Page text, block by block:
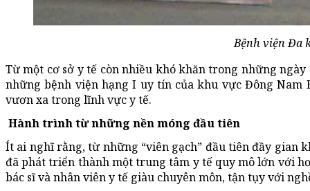
Bệnh viện Đa
Từ một cơ sở y tế còn nhiều khó khăn trong những
những bệnh viện hạng I uy tín của khu vực Đông
vươn xa trong lĩnh vực y tế.
Hành trình từ những nền móng đầu tiên
Ít ai nghĩ rằng, từ những “viên gạch” đầu tiên đầy gian
đã phát triển thành một trung tâm y tế quy mô lớn với
bác sĩ và nhân viên y tế giàu chuyên môn, tận tụy với